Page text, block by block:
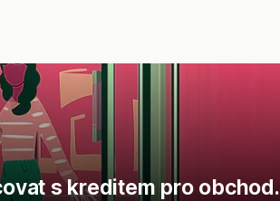
s kreditem pro obchod.